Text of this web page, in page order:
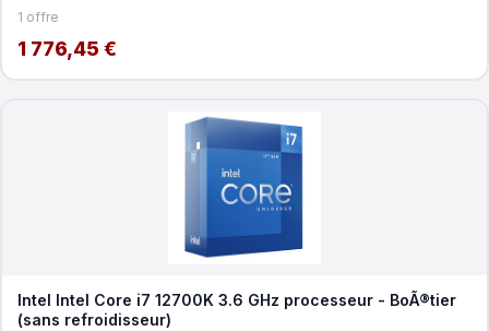
1 offre
1 776,45 €
Intel Intel Core i7 12700K 3.6 GHz processeur - BoÃ®tier
(sans refroidisseur)